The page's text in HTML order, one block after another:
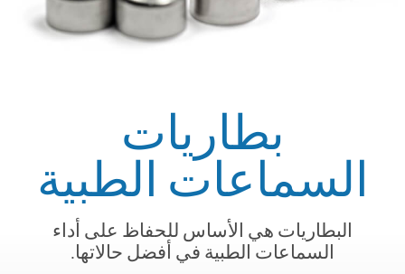
بطاريات
السماعات الطبية
البطاريات هي الأساس للحفاظ على أداء
السماعات الطبية في أفضل حالاتها.